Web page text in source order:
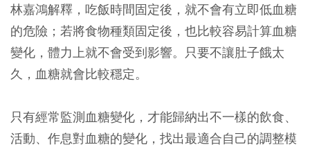
林嘉鴻解釋，吃飯時間固定後，就不會有立即低血糖
的危險；若將食物種類固定後，也比較容易計算血糖
變化，體力上就不會受到影響。只要不讓肚子餓太
久，血糖就會比較穩定。
只有經常監測血糖變化，才能歸納出不一樣的飲食、
活動、作息對血糖的變化，找出最適合自己的調整模